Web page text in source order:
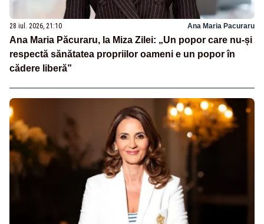
28 iul. 2026, 21:10 Ana Maria Pacuraru
Ana Maria Păcuraru, la Miza Zilei: „Un popor care nu-și
respectă sănătatea propriilor oameni e un popor în
cădere liberă”